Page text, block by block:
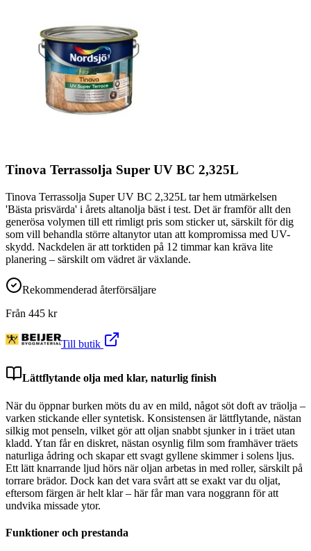
Tinova Terrassolja Super UV BC 2,325L
Tinova Terrassolja Super UV BC 2,325L tar hem utmärkelsen
'Bästa prisvärda' i årets altanolja bäst i test. Det är framför allt den
generösa volymen till ett rimligt pris som sticker ut, särskilt för dig
som vill behandla större altanytor utan att kompromissa med UV-
skydd. Nackdelen är att torktiden på 12 timmar kan kräva lite
planering – särskilt om vädret är växlande.
Rekommenderad återförsäljare
Från 445 kr
Till butik
Lättflytande olja med klar, naturlig finish
När du öppnar burken möts du av en mild, något söt doft av träolja –
varken stickande eller syntetisk. Konsistensen är lättflytande, nästan
silkig mot penseln, vilket gör att oljan snabbt sjunker in i träet utan
kladd. Ytan får en diskret, nästan osynlig film som framhäver träets
naturliga ådring och skapar ett svagt gyllene skimmer i solens ljus.
Ett lätt knarrande ljud hörs när oljan arbetas in med roller, särskilt på
torrare brädor. Dock kan det vara svårt att se exakt var du oljat,
eftersom färgen är helt klar – här får man vara noggrann för att
undvika missade ytor.
Funktioner och prestanda